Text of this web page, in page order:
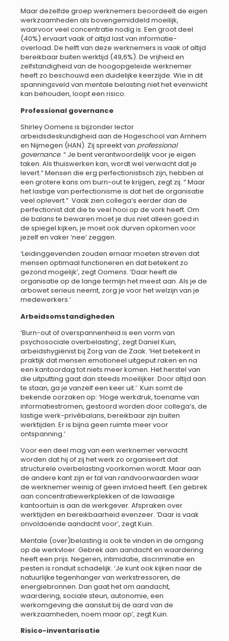
Maar dezelfde groep werknemers beoordeelt de eigen
werkzaamheden als bovengemiddeld moeilijk,
waarvoor veel concentratie nodig is. Een groot deel
(40%) ervaart vaak of altijd last van informatie-
overload. De helft van deze werknemers is vaak of altijd
bereikbaar buiten werktijd (49,6%). De vrijheid en
zelfstandigheid van de hoogopgeleide werknemer
heeft zo beschouwd een duidelijke keerzijde. Wie in dit
spanningsveld van mentale belasting niet het evenwicht
kan behouden, loopt een risico.
Professional governance
Shirley Oomens is bijzonder lector
arbeidsdeskundigheid aan de Hogeschool van Arnhem
en Nijmegen (HAN). Zij spreekt van professional
governance. “ Je bent verantwoordelijk voor je eigen
taken. Als thuiswerken kan, wordt wel verwacht dat je
levert.” Mensen die erg perfectionistisch zijn, hebben al
een grotere kans om burn-out te krijgen, zegt zij. “ Maar
het lastige van perfectionisme is dat het de organisatie
veel oplevert.” Vaak zien collega’s eerder dan de
perfectionist dat die te veel hooi op de vork heeft. Om
de balans te bewaren moet je dus niet alleen goed in
de spiegel kijken, je moet ook durven opkomen voor
jezelf en vaker ‘nee’ zeggen.
‘Leidinggevenden zouden ernaar moeten streven dat
mensen optimaal functioneren en dat betekent zo
gezond mogelijk’, zegt Oomens. ‘Daar heeft de
organisatie op de lange termijn het meest aan. Als je de
arbowet serieus neemt, zorg je voor het welzijn van je
medewerkers.’
Arbeidsomstandigheden
‘Burn-out of overspannenheid is een vorm van
psychosociale overbelasting’, zegt Daniel Kuin,
arbeidshygiënist bij Zorg van de Zaak. ‘Het betekent in
praktijk dat mensen emotioneel uitgeput raken en na
een kantoordag tot niets meer komen. Het herstel van
die uitputting gaat dan steeds moeilijker. Door altijd aan
te staan, ga je vanzelf een keer uit.’ Kuin somt de
bekende oorzaken op: ‘Hoge werkdruk, toename van
informatiestromen, gestoord worden door collega’s, de
lastige werk-privébalans, bereikbaar zijn buiten
werktijden. Er is bijna geen ruimte meer voor
ontspanning.’
Voor een deel mag van een werknemer verwacht
worden dat hij of zij het werk zo organiseert dat
structurele overbelasting voorkomen wordt. Maar aan
de andere kant zijn er tal van randvoorwaarden waar
de werknemer weinig of geen invloed heeft. Een gebrek
aan concentratiewerkplekken of de lawaaiige
kantoortuin is aan de werkgever. Afspraken over
werktijden en bereikbaarheid evenzeer. ‘Daar is vaak
onvoldoende aandacht voor’, zegt Kuin.
Mentale (over)belasting is ook te vinden in de omgang
op de werkvloer. Gebrek aan aandacht en waardering
heeft een prijs. Negeren, intimidatie, discriminatie en
pesten is ronduit schadelijk. ‘Je kunt ook kijken naar de
natuurlijke tegenhanger van werkstressoren, de
energiebronnen. Dan gaat het om aandacht,
waardering, sociale steun, autonomie, een
werkomgeving die aansluit bij de aard van de
werkzaamheden, noem maar op’, zegt Kuin.
Risico-inventarisatie